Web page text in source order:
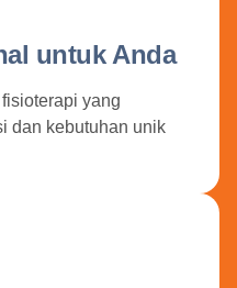
untuk Anda
yang
dan kebutuhan unik